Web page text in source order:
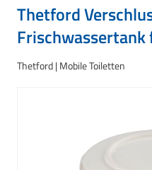
Thetford
Thetford Mobile Toiletten